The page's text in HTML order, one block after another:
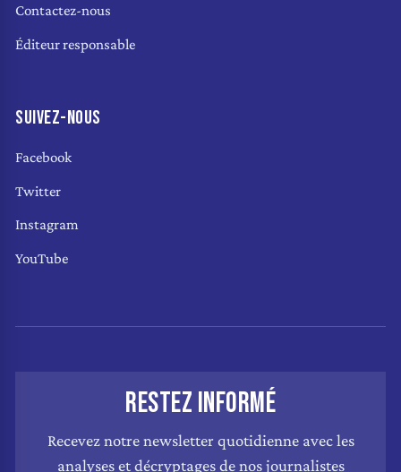
Contactez-nous
Éditeur responsable
SUIVEZ-NOUS
Facebook
Twitter
Instagram
YouTube
RESTEZ INFORMÉ
Recevez notre newsletter quotidienne avec les
analyses et décryptages de nos journalistes